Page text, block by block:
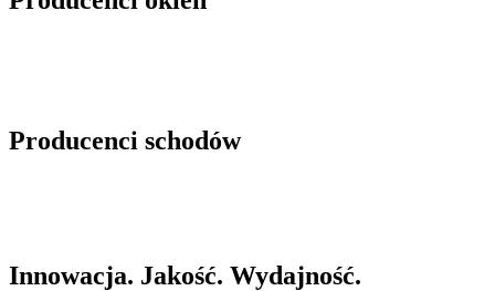
Producenci schodów
Innowacja. Jakość. Wydajność.